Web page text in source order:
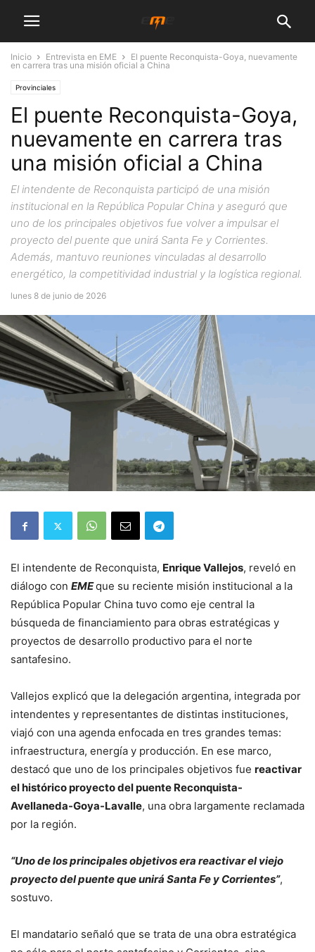
Inicio Entrevista en EME
El puente Reconquista-Goya, nuevamente
en carrera tras una misión oficial a China
Provinciales
El puente Reconquista-Goya,
nuevamente en carrera tras
una misión oficial a China
El intendente de Reconquista participó de una misión
institucional en la República Popular China y aseguró que
uno de los principales objetivos fue volver a impulsar el
proyecto del puente que unirá Santa Fe y Corrientes.
Además, mantuvo reuniones vinculadas al desarrollo
energético, la competitividad industrial y la logística regional.
lunes 8 de junio de 2026
El intendente de Reconquista, Enrique Vallejos, reveló en
diálogo con EMEque su reciente misión institucional a la
República Popular China tuvo como eje central la
búsqueda de financiamiento para obras estratégicas y
proyectos de desarrollo productivo para el norte
santafesino.
Vallejos explicó que la delegación argentina, integrada por
intendentes y representantes de distintas instituciones,
viajó con una agenda enfocada en tres grandes temas:
infraestructura, energía y producción. En ese marco,
destacó que uno de los principales objetivos fue reactivar
el histórico proyecto del puente Reconquista-
Avellaneda-Goya-Lavalle, una obra largamente reclamada
por la región.
“Uno de los principales objetivos era reactivar el viejo
proyecto del puente que unirá Santa Fe y Corrientes”,
sostuvo.
El mandatario señaló que se trata de una obra estratégica